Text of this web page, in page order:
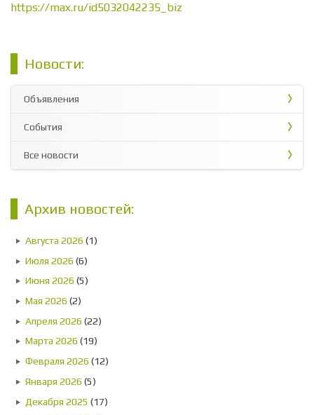
https://max.ru/id5032042235_biz
Новости:
Объявления
События
Все новости
Архив новостей:
Августа 2026 (1)
Июля 2026 (6)
Июня 2026 (5)
Мая 2026 (2)
Апреля 2026 (22)
Марта 2026 (19)
Февраля 2026 (12)
Января 2026 (5)
Декабря 2025 (17)